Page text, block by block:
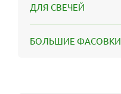
ДЛЯ СВЕЧЕЙ
БОЛЬШИЕ ФАСОВКИ